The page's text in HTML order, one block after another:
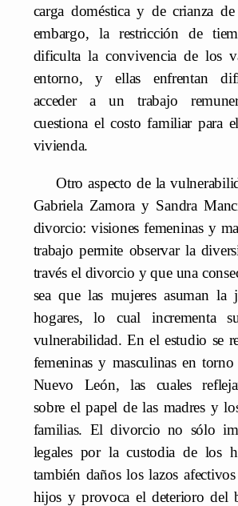
carga doméstica y de crianza
embargo, la restricción de
dificulta la convivencia de los
entorno, y ellas enfrentan
acceder a un trabajo
cuestiona el costo familiar para
vivienda.
Otro aspecto de la
Gabriela Zamora y Sandra
divorcio: visiones femeninas y
trabajo permite observar la
través el divorcio y que una
sea que las mujeres asuman la
hogares, lo cual incrementa
vulnerabilidad. En el estudio se
femeninas y masculinas en
Nuevo León, las cuales
sobre el papel de las madres y
familias. El divorcio no sólo
legales por la custodia de los
también daños los lazos
hijos y provoca el deterioro del